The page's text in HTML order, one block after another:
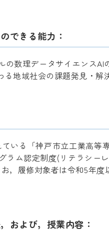
できる能力：
数理データサイエンス
地域社会の課題発見・解
いる「神戸市立工業高
ラム認定制度(リテラシ
，履修対象者は令和5年
および，授業内容：